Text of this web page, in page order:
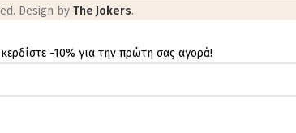
Design by The Jokers.
-10% για την πρώτη σας αγορά!